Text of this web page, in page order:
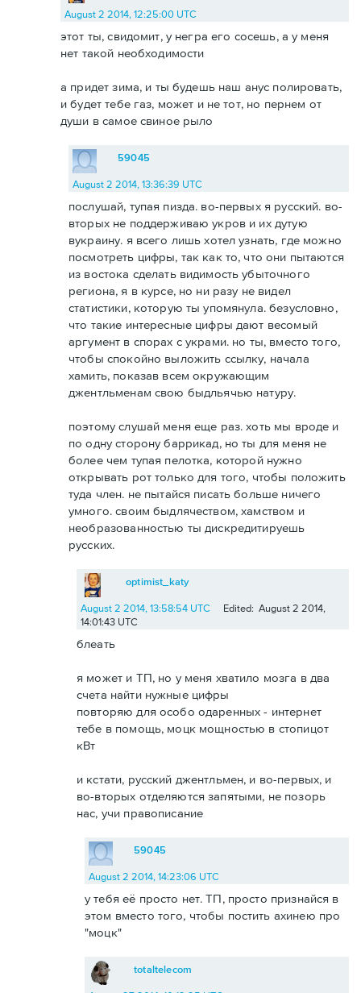
August 2 2014, 12:25:00 UTC
этот ты, свидомит, у негра его сосешь, а у меня
нет такой необходимости
а придет зима, и ты будешь наш анус полировать,
и будет тебе газ, может и не тот, но пернем от
души в самое свиное рыло
59045
August 2 2014, 13:36:39 UTC
послушай, тупая пизда. во-первых я русский. во-
вторых не поддерживаю укров и их дутую
вукраину. я всего лишь хотел узнать, где можно
посмотреть цифры, так как то, что они пытаются
из востока сделать видимость убыточного
региона, я в курсе, но ни разу не видел
статистики, которую ты упомянула. безусловно,
что такие интересные цифры дают весомый
аргумент в спорах с украми. но ты, вместо того,
чтобы спокойно выложить ссылку, начала
хамить, показав всем окружающим
джентльменам свою быдльячью натуру.
поэтому слушай меня еще раз. хоть мы вроде и
по одну сторону баррикад, но ты для меня не
более чем тупая пелотка, которой нужно
открывать рот только для того, чтобы положить
туда член. не пытайся писать больше ничего
умного. своим быдлячеством, хамством и
необразованностью ты дискредитируешь
русских.
optimist_katy
August 2 2014, 13:58:54 UTC
Edited: August 2 2014,
14:01:43 UTC
блеать
я может и ТП, но у меня хватило мозга в два
счета найти нужные цифры
повторяю для особо одаренных - интернет
тебе в помощь, моцк мощностью в стопицот
кВт
и кстати, русский джентльмен, и во-первых, и
во-вторых отделяются запятыми, не позорь
нас, учи правописание
59045
August 2 2014, 14:23:06 UTC
у тебя её просто нет. ТП, просто признайся в
этом вместо того, чтобы постить ахинею про
"моцк"
totaltelecom